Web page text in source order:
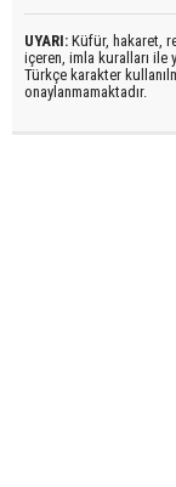
UYARI: Küfür, hakaret,
içeren, imla kuralları ile
Türkçe karakter
onaylanmamaktadır.